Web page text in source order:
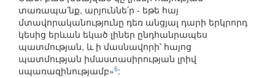
տառապա՛նք, արյուննե՛ր - եթե հայ
մտավորականությունը դեռ անցյալ դարի երկրորդ
կեսից երևան եկած լիներ ընդհանրապես
պատմության, և ի մասնավորի՝ հայոց
պատմության իմաստասիրության լրիվ
սպառազինությամբ»6: